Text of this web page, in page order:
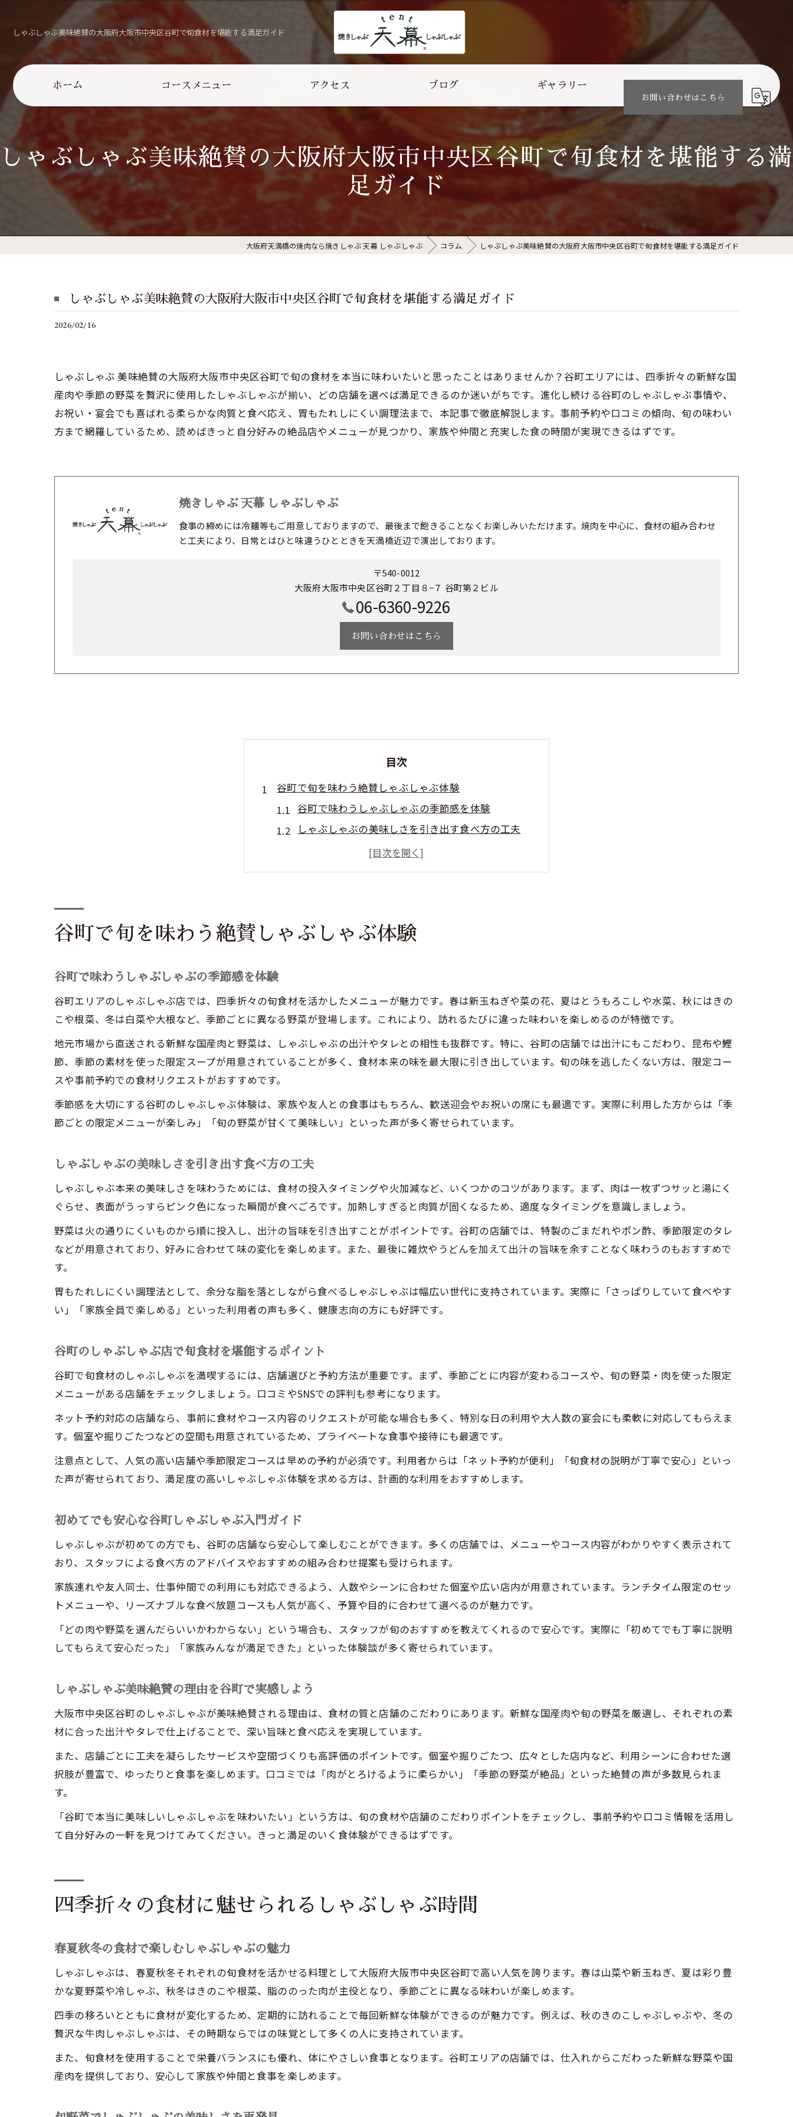
しゃぶしゃぶ美味絶賛の大阪府大阪市中央区谷町で旬食材を堪能する満足ガイド
お問い合わせはこちら
ホーム コースメニュー
ランチメニュー
アクセス ブログ ギャラリー
しゃぶしゃぶ美味絶賛の大阪府大阪市中央区谷町で旬食材を堪能する満
足ガイド
大阪府天満橋の焼肉なら焼きしゃぶ 天幕 しゃぶしゃぶ コラム しゃぶしゃぶ美味絶賛の大阪府大阪市中央区谷町で旬食材を堪能する満足ガイド
しゃぶしゃぶ美味絶賛の大阪府大阪市中央区谷町で旬食材を堪能する満足ガイド
2026/02/16
しゃぶしゃぶ 美味絶賛の大阪府大阪市中央区谷町で旬の食材を本当に味わいたいと思ったことはありませんか？谷町エリアには、四季折々の新鮮な国
産肉や季節の野菜を贅沢に使用したしゃぶしゃぶが揃い、どの店舗を選べば満足できるのか迷いがちです。進化し続ける谷町のしゃぶしゃぶ事情や、
お祝い・宴会でも喜ばれる柔らかな肉質と食べ応え、胃もたれしにくい調理法まで、本記事で徹底解説します。事前予約や口コミの傾向、旬の味わい
方まで網羅しているため、読めばきっと自分好みの絶品店やメニューが見つかり、家族や仲間と充実した食の時間が実現できるはずです。
焼きしゃぶ 天幕 しゃぶしゃぶ
食事の締めには冷麺等もご用意しておりますので、最後まで飽きることなくお楽しみいただけます。焼肉を中心に、食材の組み合わせ
と工夫により、日常とはひと味違うひとときを天満橋近辺で演出しております。
〒540-0012
大阪府大阪市中央区谷町２丁目８−７ 谷町第２ビル
06-6360-9226
お問い合わせはこちら
目次
谷町で旬を味わう絶賛しゃぶしゃぶ体験
谷町で味わうしゃぶしゃぶの季節感を体験
しゃぶしゃぶの美味しさを引き出す食べ方の工夫
谷町のしゃぶしゃぶ店で旬食材を堪能するポイント
初めてでも安心な谷町しゃぶしゃぶ入門ガイド
春夏秋冬の食材で楽しむしゃぶしゃぶの魅力
四季の食材が映える谷町しゃぶしゃぶ体験
しゃぶしゃぶで味わう季節の贅沢な時間
新鮮野菜と上質肉のしゃぶしゃぶ満喫法
しゃぶしゃぶで選びたい新鮮野菜の種類と特徴
新鮮野菜と肉で味わう谷町しゃぶしゃぶ満喫法
しゃぶしゃぶの素材選びで失敗しないコツ
宴会や家族会にぴったりのしゃぶしゃぶ選び
宴会向けしゃぶしゃぶ選びのポイントとコツ
家族で楽しむしゃぶしゃぶ美味絶賛の秘訣
人数やシーン別しゃぶしゃぶの選び方ガイド
口コミで話題となる谷町の美味しさ探訪
口コミで評判の谷町しゃぶしゃぶ体験記
谷町で話題のしゃぶしゃぶ店の魅力を分析
しゃぶしゃぶ体験談から見える谷町の魅力
しゃぶしゃぶで胃もたれしない理由を徹底解説
しゃぶしゃぶで実感する肉質の違いと特徴
谷町で出会える柔らかな肉のしゃぶしゃぶ体験
谷町で旬を味わう絶賛しゃぶしゃぶ体験
谷町で味わうしゃぶしゃぶの季節感を体験
谷町エリアのしゃぶしゃぶ店では、四季折々の旬食材を活かしたメニューが魅力です。春は新玉ねぎや菜の花、夏はとうもろこしや水菜、秋にはきの
こや根菜、冬は白菜や大根など、季節ごとに異なる野菜が登場します。これにより、訪れるたびに違った味わいを楽しめるのが特徴です。
地元市場から直送される新鮮な国産肉と野菜は、しゃぶしゃぶの出汁やタレとの相性も抜群です。特に、谷町の店舗では出汁にもこだわり、昆布や鰹
節、季節の素材を使った限定スープが用意されていることが多く、食材本来の味を最大限に引き出しています。旬の味を逃したくない方は、限定コー
スや事前予約での食材リクエストがおすすめです。
季節感を大切にする谷町のしゃぶしゃぶ体験は、家族や友人との食事はもちろん、歓送迎会やお祝いの席にも最適です。実際に利用した方からは「季
節ごとの限定メニューが楽しみ」「旬の野菜が甘くて美味しい」といった声が多く寄せられています。
しゃぶしゃぶの美味しさを引き出す食べ方の工夫
しゃぶしゃぶ本来の美味しさを味わうためには、食材の投入タイミングや火加減など、いくつかのコツがあります。まず、肉は一枚ずつサッと湯にく
ぐらせ、表面がうっすらピンク色になった瞬間が食べごろです。加熱しすぎると肉質が固くなるため、適度なタイミングを意識しましょう。
野菜は火の通りにくいものから順に投入し、出汁の旨味を引き出すことがポイントです。谷町の店舗では、特製のごまだれやポン酢、季節限定のタレ
などが用意されており、好みに合わせて味の変化を楽しめます。また、最後に雑炊やうどんを加えて出汁の旨味を余すことなく味わうのもおすすめで
す。
胃もたれしにくい調理法として、余分な脂を落としながら食べるしゃぶしゃぶは幅広い世代に支持されています。実際に「さっぱりしていて食べやす
い」「家族全員で楽しめる」といった利用者の声も多く、健康志向の方にも好評です。
谷町のしゃぶしゃぶ店で旬食材を堪能するポイント
谷町で旬食材のしゃぶしゃぶを満喫するには、店舗選びと予約方法が重要です。まず、季節ごとに内容が変わるコースや、旬の野菜・肉を使った限定
メニューがある店舗をチェックしましょう。口コミやSNSでの評判も参考になります。
ネット予約対応の店舗なら、事前に食材やコース内容のリクエストが可能な場合も多く、特別な日の利用や大人数の宴会にも柔軟に対応してもらえま
す。個室や掘りごたつなどの空間も用意されているため、プライベートな食事や接待にも最適です。
注意点として、人気の高い店舗や季節限定コースは早めの予約が必須です。利用者からは「ネット予約が便利」「旬食材の説明が丁寧で安心」といっ
た声が寄せられており、満足度の高いしゃぶしゃぶ体験を求める方は、計画的な利用をおすすめします。
初めてでも安心な谷町しゃぶしゃぶ入門ガイド
しゃぶしゃぶが初めての方でも、谷町の店舗なら安心して楽しむことができます。多くの店舗では、メニューやコース内容がわかりやすく表示されて
おり、スタッフによる食べ方のアドバイスやおすすめの組み合わせ提案も受けられます。
家族連れや友人同士、仕事仲間での利用にも対応できるよう、人数やシーンに合わせた個室や広い店内が用意されています。ランチタイム限定のセッ
トメニューや、リーズナブルな食べ放題コースも人気が高く、予算や目的に合わせて選べるのが魅力です。
「どの肉や野菜を選んだらいいかわからない」という場合も、スタッフが旬のおすすめを教えてくれるので安心です。実際に「初めてでも丁寧に説明
してもらえて安心だった」「家族みんなが満足できた」といった体験談が多く寄せられています。
しゃぶしゃぶ美味絶賛の理由を谷町で実感しよう
大阪市中央区谷町のしゃぶしゃぶが美味絶賛される理由は、食材の質と店舗のこだわりにあります。新鮮な国産肉や旬の野菜を厳選し、それぞれの素
材に合った出汁やタレで仕上げることで、深い旨味と食べ応えを実現しています。
また、店舗ごとに工夫を凝らしたサービスや空間づくりも高評価のポイントです。個室や掘りごたつ、広々とした店内など、利用シーンに合わせた選
択肢が豊富で、ゆったりと食事を楽しめます。口コミでは「肉がとろけるように柔らかい」「季節の野菜が絶品」といった絶賛の声が多数見られま
す。
「谷町で本当に美味しいしゃぶしゃぶを味わいたい」という方は、旬の食材や店舗のこだわりポイントをチェックし、事前予約や口コミ情報を活用し
て自分好みの一軒を見つけてみてください。きっと満足のいく食体験ができるはずです。
四季折々の食材に魅せられるしゃぶしゃぶ時間
春夏秋冬の食材で楽しむしゃぶしゃぶの魅力
しゃぶしゃぶは、春夏秋冬それぞれの旬食材を活かせる料理として大阪府大阪市中央区谷町で高い人気を誇ります。春は山菜や新玉ねぎ、夏は彩り豊
かな夏野菜や冷しゃぶ、秋冬はきのこや根菜、脂ののった肉が主役となり、季節ごとに異なる味わいが楽しめます。
四季の移ろいとともに食材が変化するため、定期的に訪れることで毎回新鮮な体験ができるのが魅力です。例えば、秋のきのこしゃぶしゃぶや、冬の
贅沢な牛肉しゃぶしゃぶは、その時期ならではの味覚として多くの人に支持されています。
また、旬食材を使用することで栄養バランスにも優れ、体にやさしい食事となります。谷町エリアの店舗では、仕入れからこだわった新鮮な野菜や国
産肉を提供しており、安心して家族や仲間と食事を楽しめます。
お問い合わせはこちら
お問い合わせはこちら